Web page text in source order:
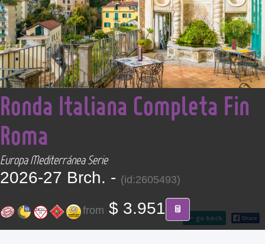
WHERE TO BUY
FEATURED
ABOUT US
CONTACT
go back
<
Ronda Italiana Completa Fin
Roma
Europa Mediterránea Serie
2026-27 Brch. - (id:2605493)
from $ 3.951